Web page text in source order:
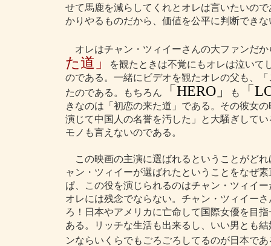
せて馬鹿を減らしてくれとオレは言いたいの
かりやるものだから、価値を公平に判断でき
オレはチャン・ツィイーさんの大ファンだ
た道」
を観たときは不覚にもオレは泣いて
のである。一緒にビデオを観たオレの父も、
たのである。もちろん
「HERO」 も 「
きなのは「初恋の来た道」である。その彼女
演じて中国人の名誉を汚した」と大騒ぎして
モノも言えないのである。
この映画の主演に選ばれるということがど
ャン・ツィイーが選ばれたということをなぜ
ぱ、この役を演じられるのはチャン・ツィイ
オレには残念でならない。チャン・ツィイー
ろ！日本やアメリカに亡命して国際女優を目
ある。リッチな生活も出来るし、いい男とも
ンならいくらでもごろごろしてるのが日本であ